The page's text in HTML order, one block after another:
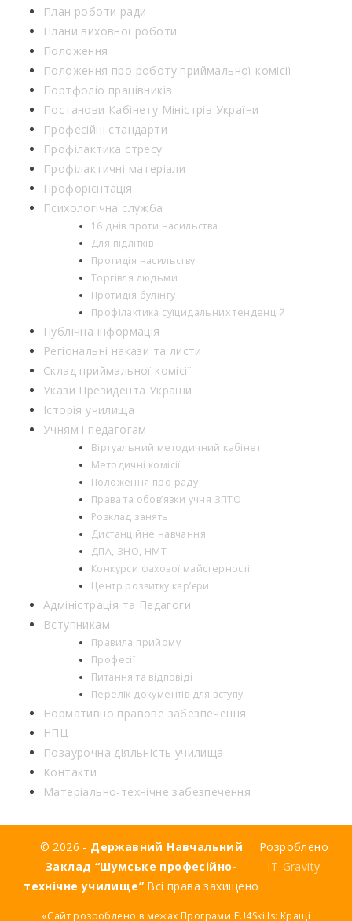
План роботи ради
Плани виховної роботи
Положення
Положення про роботу приймальної комісії
Портфоліо працівників
Постанови Кабінету Міністрів України
Професійні стандарти
Профілактика стресу
Профілактичні матеріали
Профорієнтація
Психологічна служба
16 днів проти насильства
Для підлітків
Протидія насильству
Торгівля людьми
Протидія булінгу
Профілактика суїцидальних тенденцій
Публічна інформація
Регіональні накази та листи
Склад приймальної комісії
Укази Президента України
Історія училища
Учням і педагогам
Віртуальний методичний кабінет
Методичні комісії
Положення про раду
Права та обов’язки учня ЗПТО
Розклад занять
Дистанційне навчання
ДПА, ЗНО, НМТ
Конкурси фахової майстерності
Центр розвитку кар’єри
Адміністрація та Педагоги
Вступникам
Правила прийому
Професії
Питання та відповіді
Перелік документів для вступу
Нормативно правове забезпечення
НПЦ
Позаурочна діяльність училища
Контакти
Матеріально-технічне забезпечення
© 2026 - Державний Навчальний
Заклад “Шумське професійно-
технічне училище” Всі права захищено
Розроблено
IT-Gravity
«Сайт розроблено в межах Програми EU4Skills: Кращі